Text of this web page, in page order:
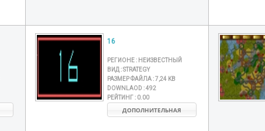
16
РЕГИОНЕ : НЕИЗВЕСТНЫЙ
ВИД :STRATEGY
РАЗМЕР ФАЙЛА :7,24 KB
DOWNLAOD :492
РЕЙТИНГ : 0.00
ДОПОЛНИТЕЛЬНАЯ